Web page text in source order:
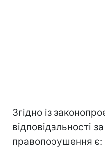
Згідно із
відповідальності
правопорушення є: